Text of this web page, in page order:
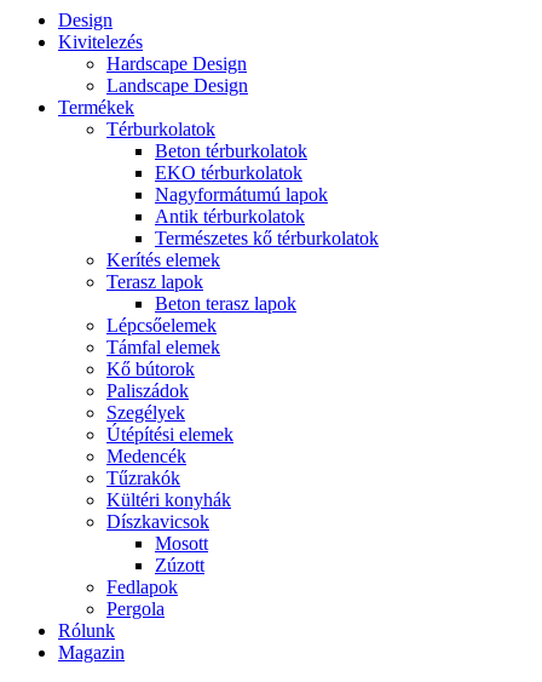
Design
Kivitelezés
Hardscape Design
Landscape Design
Termékek
Térburkolatok
Beton térburkolatok
EKO térburkolatok
Nagyformátumú lapok
Antik térburkolatok
Természetes kő térburkolatok
Kerítés elemek
Terasz lapok
Beton terasz lapok
Lépcsőelemek
Támfal elemek
Kő bútorok
Paliszádok
Szegélyek
Útépítési elemek
Medencék
Tűzrakók
Kültéri konyhák
Díszkavicsok
Mosott
Zúzott
Fedlapok
Pergola
Rólunk
Magazin